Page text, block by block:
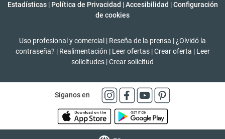
Estadísticas | Política de Privacidad | Accesibilidad | Configuración
de cookies
Uso profesional y comercial | Reseña de la prensa | ¿Olvidó la
contraseña? | Realimentación | Leer ofertas | Crear oferta | Leer
solicitudes |Crear solicitud
Síganos en